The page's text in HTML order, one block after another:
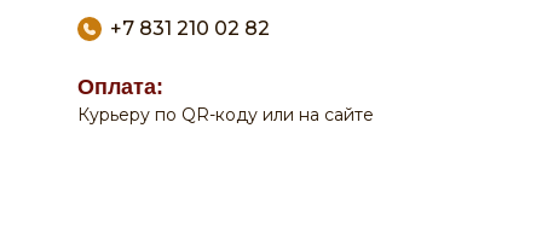
+7 831 210 02 82
Курьеру по QR-коду или на сайте
Оплата: